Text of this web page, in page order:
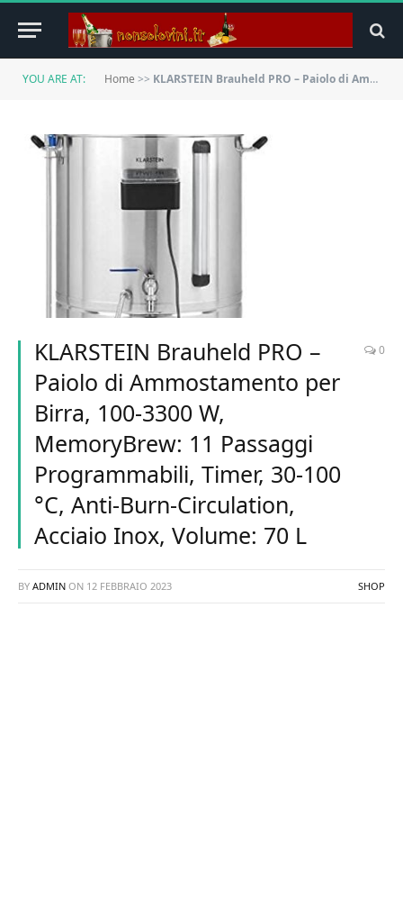
YOU ARE AT: Home >> KLARSTEIN Brauheld PRO – Paiolo di Ammostamento per Birra, 100-3300 W, MemoryBrew: 11 Passaggi Programmabili, Timer, 30-100 °C, Anti-Burn-Circulation, Acciaio Inox, Volume: 70 L
KLARSTEIN Brauheld PRO –
Paiolo di Ammostamento per
Birra, 100-3300 W,
MemoryBrew: 11 Passaggi
Programmabili, Timer, 30-100
°C, Anti-Burn-Circulation,
Acciaio Inox, Volume: 70 L
0
BY ADMIN ON 12 FEBBRAIO 2023 SHOP